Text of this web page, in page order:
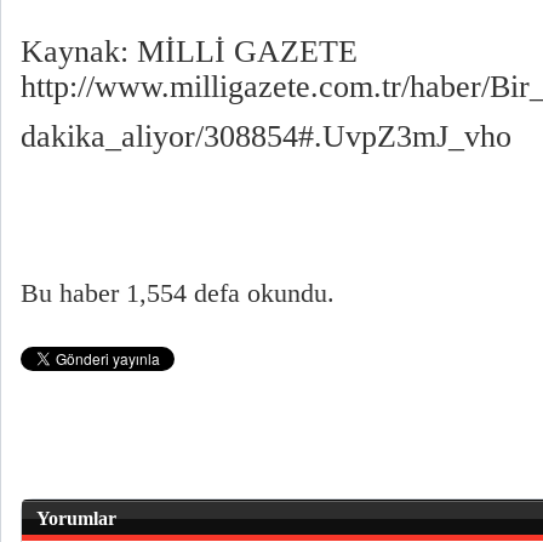
Kaynak: MİLLİ GAZETE
http://www.milligazete.com.tr/haber/
dakika_aliyor/308854#.UvpZ3mJ_vho
Bu haber 1,554 defa okundu.
Yorumlar